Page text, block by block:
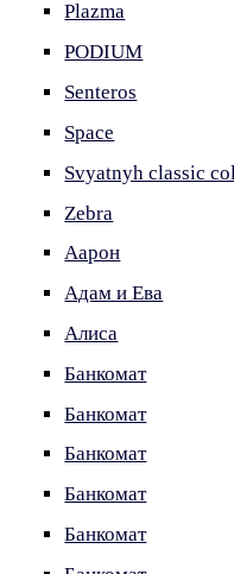
Plazma
PODIUM
Senteros
Space
Svyatnyh classic
Zebra
Аарон
Адам и Ева
Алиса
Банкомат
Банкомат
Банкомат
Банкомат
Банкомат